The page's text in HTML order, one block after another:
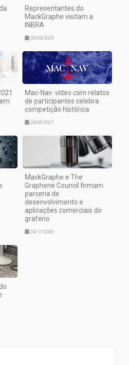
Representantes do
MackGraphe visitam a
INBRA
20/03/2023
Mac-Nav: vídeo com relatos
de participantes celebra
competição histórica
24/05/2021
MackGraphe e The
Graphene Council firmam
parceria de
desenvolvimento e
aplicações comerciais do
grafeno
24/11/2020